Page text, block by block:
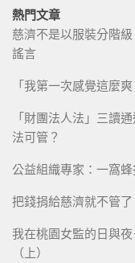
熱門文章
慈濟不是以服裝分階
謠言
「我第一次感覺這麼
「財團法人法」三讀
法可管？
公益組織專家：一窩
把錢捐給慈濟就不管
我在桃園女監的日與
（上）